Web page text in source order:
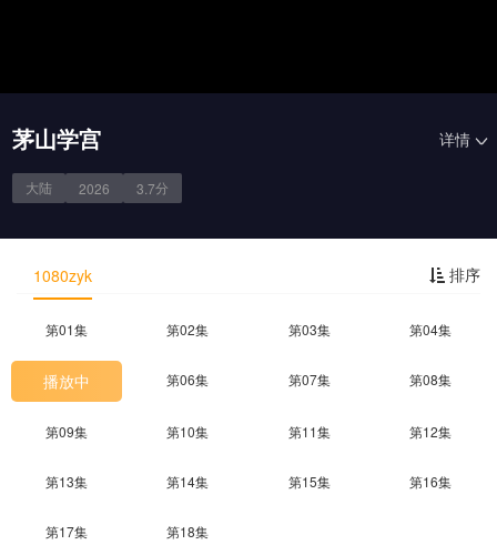
茅山学宫 详情
大陆 2026 3.7分
剧情简介 排序
1080zyk
第01集 第02集 第03集 第04集
播放中 第06集 第07集 第08集
第09集 第10集 第11集 第12集
第13集 第14集 第15集 第16集
第17集 第18集